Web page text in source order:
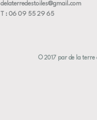
delaterredestoiles@gmail.com
T : 06 09 55 29 65
© 2017 par de la terre